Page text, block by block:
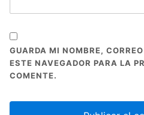
GUARDA MI NOMBRE,
ESTE NAVEGADOR PARA LA
COMENTE.